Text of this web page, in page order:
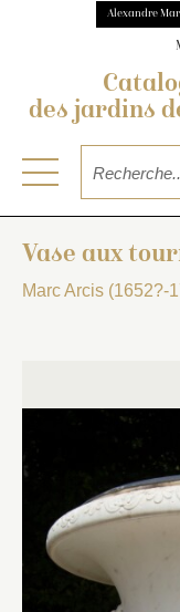
Alexandre
des jardins
Vase aux
Marc Arcis (1652?-